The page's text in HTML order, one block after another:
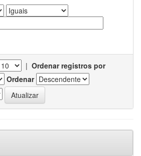
| Ordenar registros por
Ordenar